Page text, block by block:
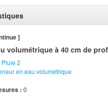
]
volumétrique à 40 cm de
2
en eau volumétrique
: 0